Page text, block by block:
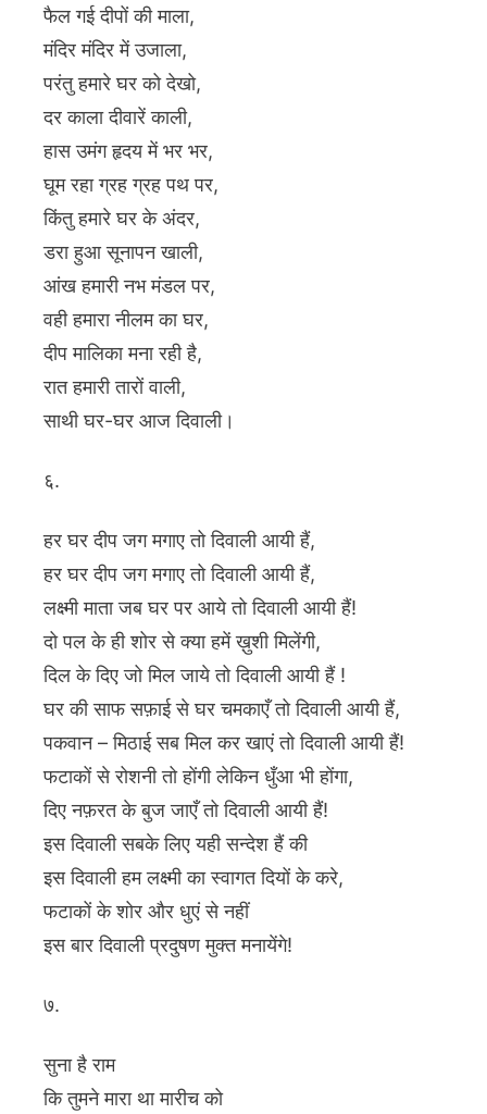
फैल गई दीपों की माला,
मंदिर मंदिर में उजाला,
परंतु हमारे घर को देखो,
दर काला दीवारें काली,
हास उमंग हृदय में भर भर,
घूम रहा ग्रह ग्रह पथ पर,
किंतु हमारे घर के अंदर,
डरा हुआ सूनापन खाली,
आंख हमारी नभ मंडल पर,
वही हमारा नीलम का घर,
दीप मालिका मना रही है,
रात हमारी तारों वाली,
साथी घर-घर आज दिवाली।
६.
हर घर दीप जग मगाए तो दिवाली आयी हैं,
हर घर दीप जग मगाए तो दिवाली आयी हैं,
लक्ष्मी माता जब घर पर आये तो दिवाली आयी हैं!
दो पल के ही शोर से क्या हमें ख़ुशी मिलेंगी,
दिल के दिए जो मिल जाये तो दिवाली आयी हैं !
घर की साफ सफ़ाई से घर चमकाएँ तो दिवाली आयी हैं,
पकवान – मिठाई सब मिल कर खाएं तो दिवाली आयी हैं!
फटाकों से रोशनी तो होंगी लेकिन धुँआ भी होंगा,
दिए नफ़रत के बुज जाएँ तो दिवाली आयी हैं!
इस दिवाली सबके लिए यही सन्देश हैं की
इस दिवाली हम लक्ष्मी का स्वागत दियों के करे,
फटाकों के शोर और धुएं से नहीं
इस बार दिवाली प्रदुषण मुक्त मनायेंगे!
७.
सुना है राम
कि तुमने मारा था मारीच को